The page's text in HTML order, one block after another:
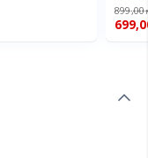
899,00